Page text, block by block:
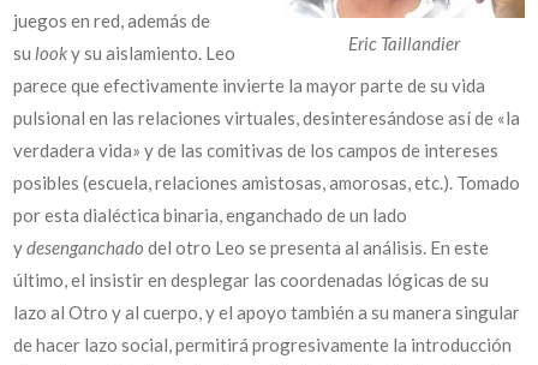
Eric Taillandier
juegos en red, además de
su looky su aislamiento. Leo
parece que efectivamente invierte la mayor parte de su vida
pulsional en las relaciones virtuales, desinteresándose así de «la
verdadera vida» y de las comitivas de los campos de intereses
posibles (escuela, relaciones amistosas, amorosas, etc.). Tomado
por esta dialéctica binaria, enganchado de un lado
ydesenganchado del otro Leo se presenta al análisis. En este
último, el insistir en desplegar las coordenadas lógicas de su
lazo al Otro y al cuerpo, y el apoyo también a su manera singular
de hacer lazo social, permitirá progresivamente la introducción